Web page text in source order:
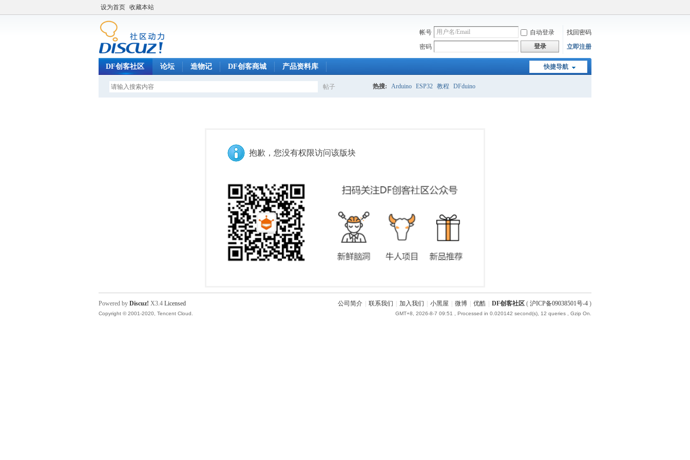
设为首页 收藏本站
帐号 自动登录
找回密码
密码
登录 立即注册
快捷导航
DF创客社区 论坛 造物记 DF创客商城 产品资料库
帖子 热搜: Arduino ESP32 教程 DFduino
抱歉，您没有权限访问该版块
公司简介 联系我们 加入我们 小黑屋 微博 优酷 DF创客社区 ( 沪ICP备09038501号-4 )
GMT+8, 2026-8-7 09:51 , Processed in 0.020142 second(s), 12 queries , Gzip On.
Powered by Discuz! X3.4 Licensed
Copyright © 2001-2020, Tencent Cloud.